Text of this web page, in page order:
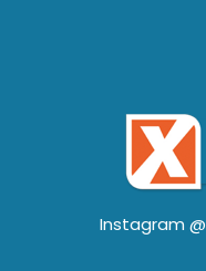
Instagram @